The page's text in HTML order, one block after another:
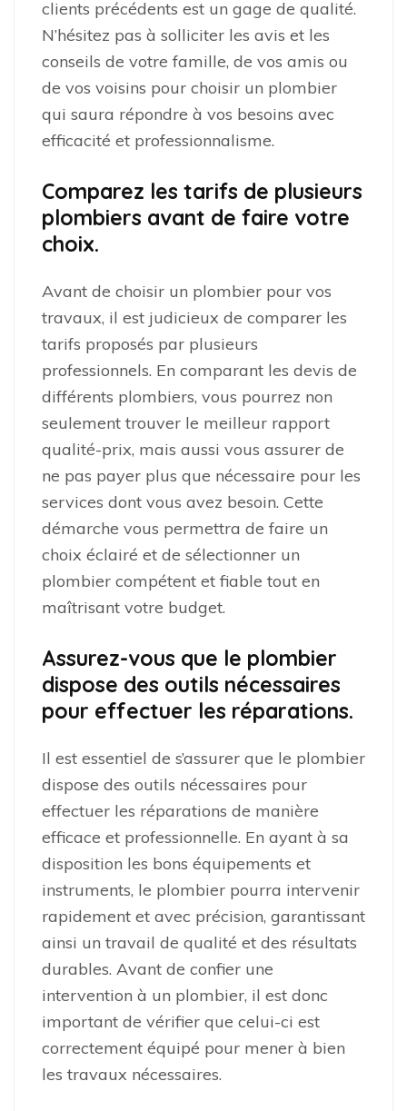
clients précédents est un gage de qualité.
N’hésitez pas à solliciter les avis et les
conseils de votre famille, de vos amis ou
de vos voisins pour choisir un plombier
qui saura répondre à vos besoins avec
efficacité et professionnalisme.
Comparez les tarifs de plusieurs
plombiers avant de faire votre
choix.
Avant de choisir un plombier pour vos
travaux, il est judicieux de comparer les
tarifs proposés par plusieurs
professionnels. En comparant les devis de
différents plombiers, vous pourrez non
seulement trouver le meilleur rapport
qualité-prix, mais aussi vous assurer de
ne pas payer plus que nécessaire pour les
services dont vous avez besoin. Cette
démarche vous permettra de faire un
choix éclairé et de sélectionner un
plombier compétent et fiable tout en
maîtrisant votre budget.
Assurez-vous que le plombier
dispose des outils nécessaires
pour effectuer les réparations.
Il est essentiel de s’assurer que le plombier
dispose des outils nécessaires pour
effectuer les réparations de manière
efficace et professionnelle. En ayant à sa
disposition les bons équipements et
instruments, le plombier pourra intervenir
rapidement et avec précision, garantissant
ainsi un travail de qualité et des résultats
durables. Avant de confier une
intervention à un plombier, il est donc
important de vérifier que celui-ci est
correctement équipé pour mener à bien
les travaux nécessaires.